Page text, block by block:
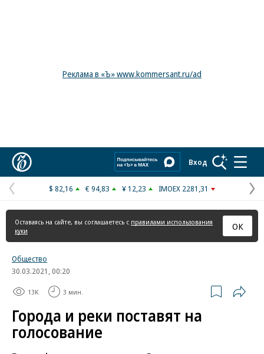
Реклама в «Ъ» www.kommersant.ru/ad
Вход
Предыдущая
страница
$ 82,16 € 94,83 ¥ 12,23 IMOEX 2281,31
Оставаясь на сайте, вы соглашаетесь с правилами использования
куки
ОК
Общество
30.03.2021, 00:20
13K 3 мин.
Города и реки поставят на
голосование